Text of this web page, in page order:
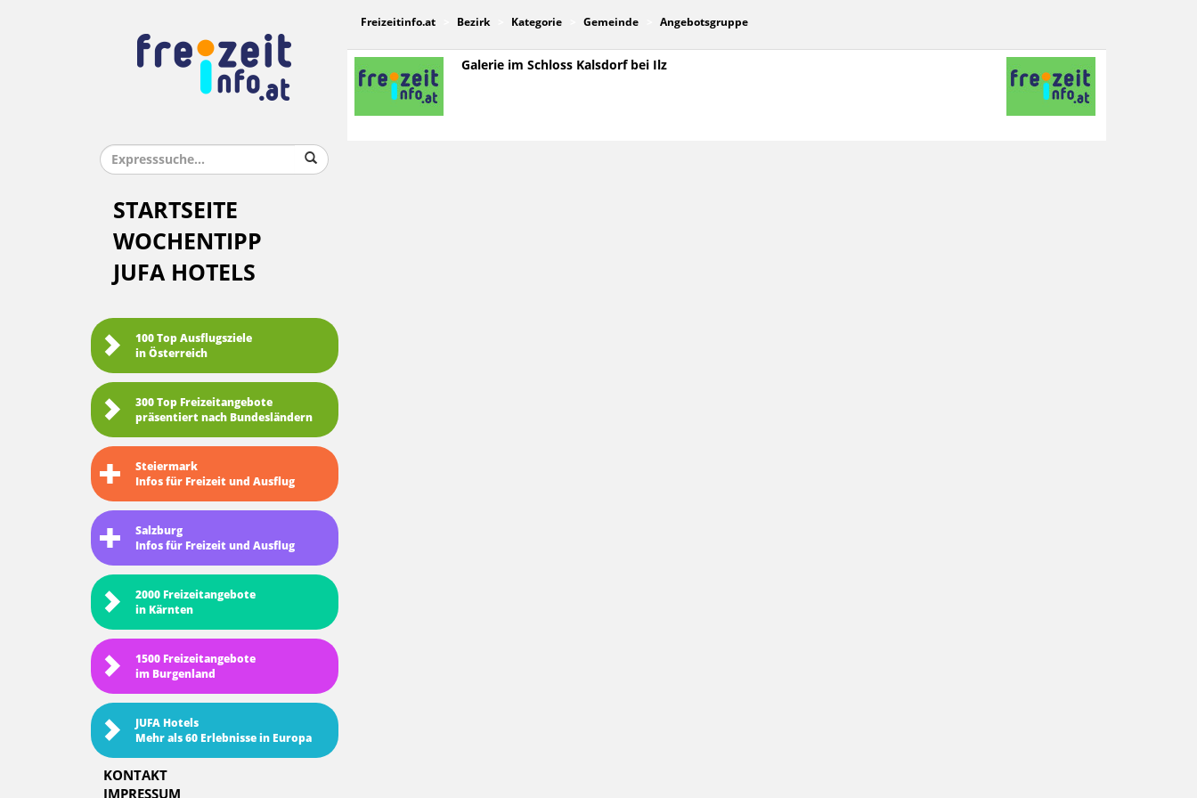
STARTSEITE
WOCHENTIPP
JUFA HOTELS
100 Top Ausflugsziele
in Österreich
300 Top Freizeitangebote
präsentiert nach Bundesländern
Steiermark
Infos für Freizeit und Ausflug
Salzburg
Infos für Freizeit und Ausflug
2000 Freizeitangebote
in Kärnten
1500 Freizeitangebote
im Burgenland
JUFA Hotels
Mehr als 60 Erlebnisse in Europa
KONTAKT
IMPRESSUM
Freizeitinfo.at Bezirk Kategorie Gemeinde Angebotsgruppe
Galerie im Schloss Kalsdorf bei Ilz